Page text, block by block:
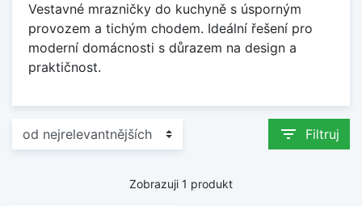
Vestavné mrazničky do kuchyně s úsporným
provozem a tichým chodem. Ideální řešení pro
moderní domácnosti s důrazem na design a
praktičnost.
filter_list Filtruj
Zobrazuji 1 produkt